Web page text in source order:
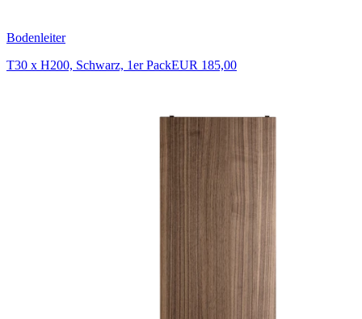
Bodenleiter
T30 x H200, Schwarz, 1er PackEUR 185,00